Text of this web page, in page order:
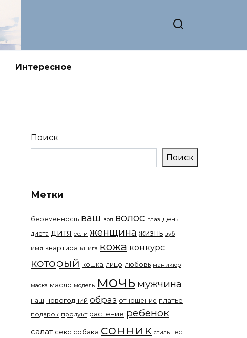
Интересное
Поиск
Поиск
Метки
беременность ваш вод волос глаз день
диета дитя если женщина жизнь зуб
имя квартира книга кожа конкурс
который кошка лицо любовь маникюр
маска масло модель мочь мужчина
наш новогодний образ отношение платье
подарок продукт растение ребенок
салат секс собака сонник стиль тест